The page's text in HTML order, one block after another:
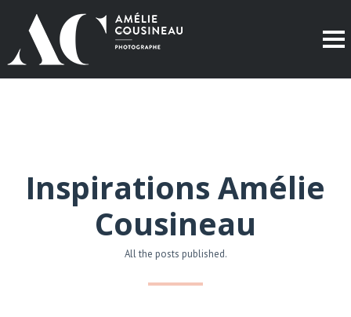
Inspirations Amélie
Cousineau
All the posts published.